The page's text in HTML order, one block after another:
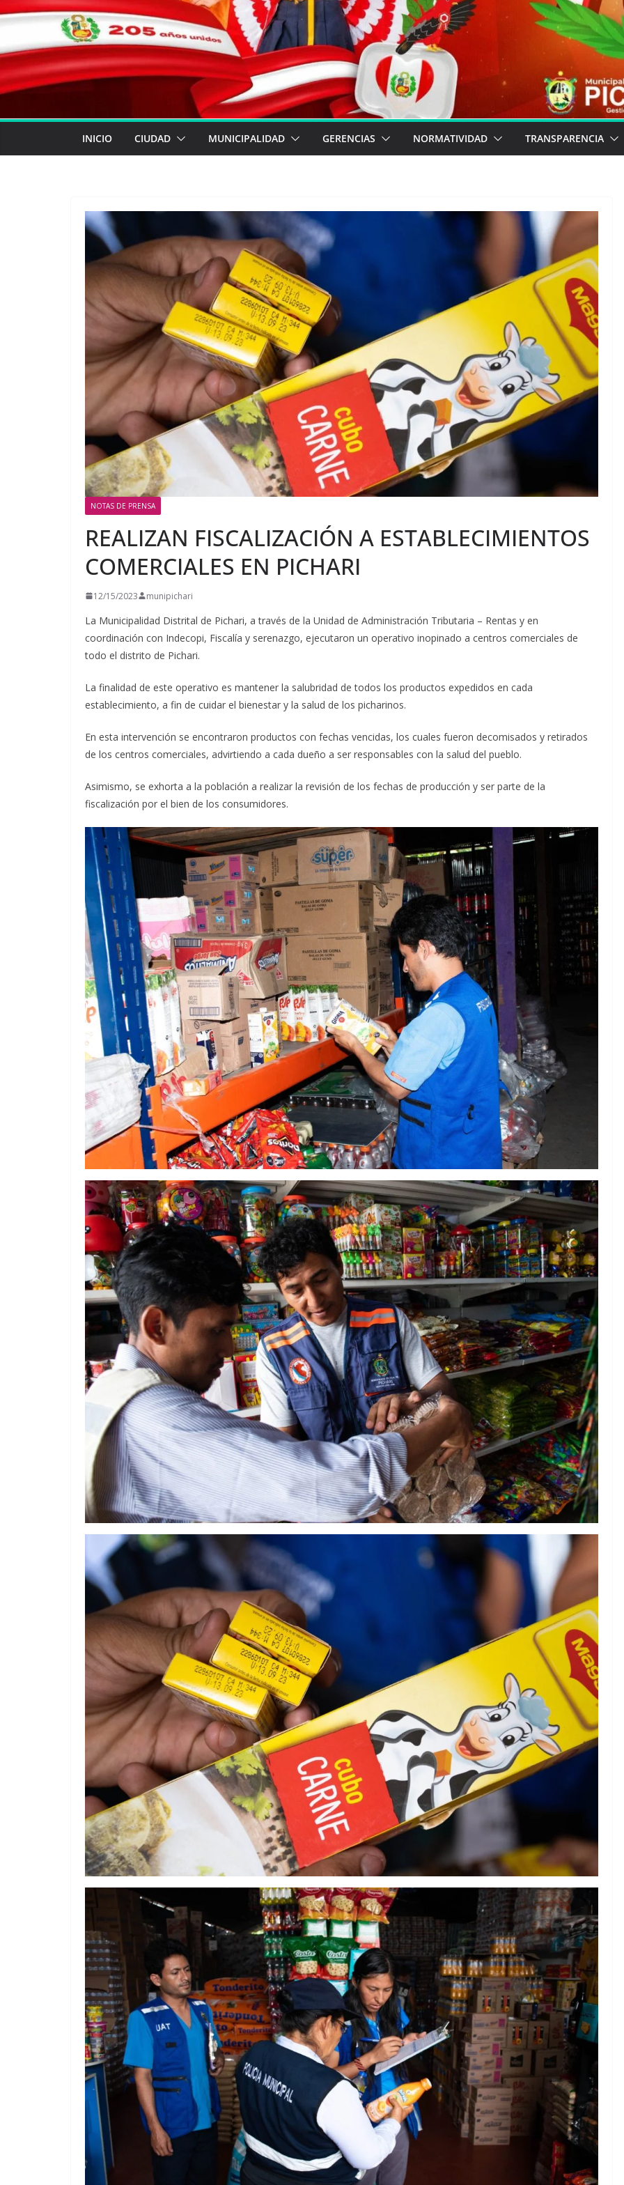
INICIO CIUDAD MUNICIPALIDAD GERENCIAS NORMATIVIDAD TRANSPARENCIA
NOTAS DE PRENSA
REALIZAN FISCALIZACIÓN A ESTABLECIMIENTOS
COMERCIALES EN PICHARI
12/15/2023 munipichari
La Municipalidad Distrital de Pichari, a través de la Unidad de Administración Tributaria – Rentas y en
coordinación con Indecopi, Fiscalía y serenazgo, ejecutaron un operativo inopinado a centros comerciales de
todo el distrito de Pichari.
La finalidad de este operativo es mantener la salubridad de todos los productos expedidos en cada
establecimiento, a fin de cuidar el bienestar y la salud de los picharinos.
En esta intervención se encontraron productos con fechas vencidas, los cuales fueron decomisados y retirados
de los centros comerciales, advirtiendo a cada dueño a ser responsables con la salud del pueblo.
Asimismo, se exhorta a la población a realizar la revisión de los fechas de producción y ser parte de la
fiscalización por el bien de los consumidores.